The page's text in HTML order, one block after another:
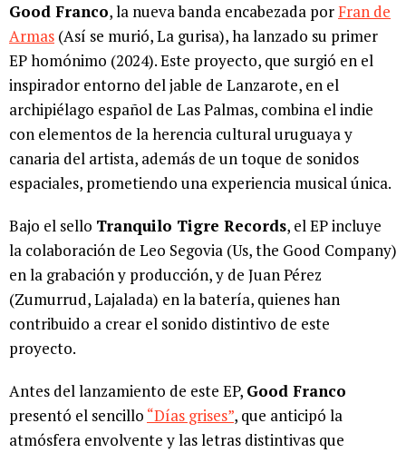
Good Franco, la nueva banda encabezada porFran de
Armas (Así se murió, La gurisa), ha lanzado su primer
EP homónimo (2024). Este proyecto, que surgió en el
inspirador entorno del jable de Lanzarote, en el
archipiélago español de Las Palmas, combina el indie
con elementos de la herencia cultural uruguaya y
canaria del artista, además de un toque de sonidos
espaciales, prometiendo una experiencia musical única.
Bajo el sello Tranquilo Tigre Records, el EP incluye
la colaboración de Leo Segovia (Us, the Good Company)
en la grabación y producción, y de Juan Pérez
(Zumurrud, Lajalada) en la batería, quienes han
contribuido a crear el sonido distintivo de este
proyecto.
Antes del lanzamiento de este EP, Good Franco
presentó el sencillo “Días grises”, que anticipó la
atmósfera envolvente y las letras distintivas que